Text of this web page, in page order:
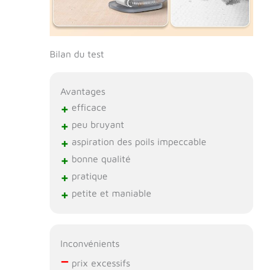
problèmes de
qualité du produit,
n'hésitez pas à
Bilan du test
Avantages
+ efficace
+ peu bruyant
+ aspiration des poils impeccable
+ bonne qualité
+ pratique
+ petite et maniable
Inconvénients
–prix excessifs